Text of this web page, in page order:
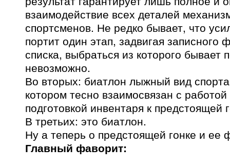
взаимодействие всех деталей
спортсменов. Не редко бывает, что
портит один этап, задвигая записного
списка, выбраться из которого бывает
невозможно.
Во вторых: биатлон лыжный вид
котором тесно взаимосвязан с
подготовкой инвентаря к предстоящей
В третьих: это биатлон.
Ну а теперь о предстоящей гонке и ее
Главный фаворит: